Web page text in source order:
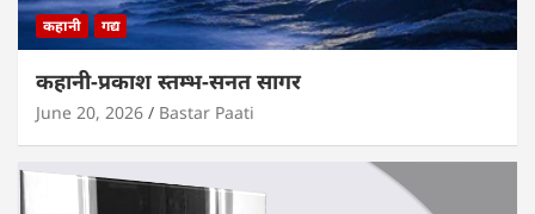
कहानी गद्य
कहानी-प्रकाश स्तम्भ-सनत सागर
June 20, 2026 Bastar Paati